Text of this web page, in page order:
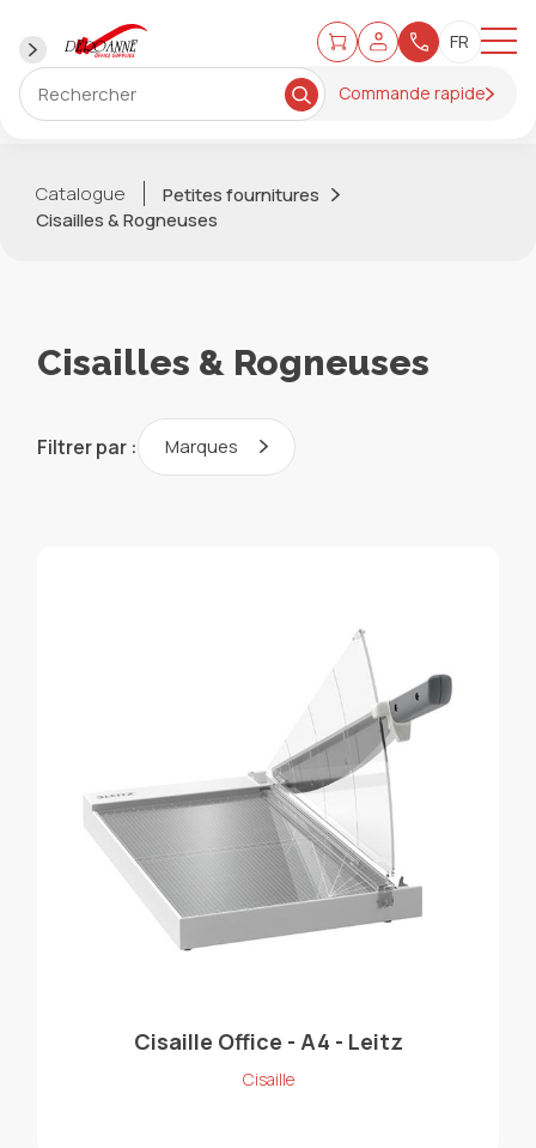
Commande rapide
Catalogue
Petites fournitures
Cisailles & Rogneuses
Cisailles & Rogneuses
Filtrer par : Marques
Cisaille Office - A4 - Leitz
Cisaille